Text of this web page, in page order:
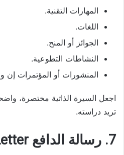
المهارات التقنية.
اللغات.
الجوائز أو المنح.
النشاطات التطوعية.
المنشورات أو المؤتمرات إن
اجعل السيرة الذاتية مختصرة،
تريد دراسته.
7. رسالة الدافع Motivation Letter